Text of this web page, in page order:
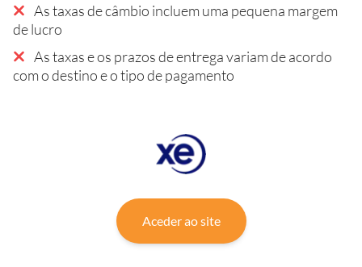
As taxas de câmbio incluem uma pequena margem
de lucro
As taxas e os prazos de entrega variam de acordo
com o destino e o tipo de pagamento
Aceder ao site